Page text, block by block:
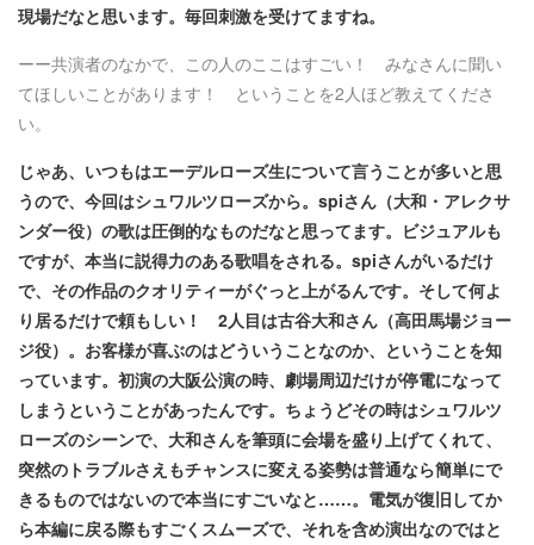
現場だなと思います。毎回刺激を受けてますね。
ーー共演者のなかで、この人のここはすごい！ みなさんに聞い
てほしいことがあります！ ということを2人ほど教えてくださ
い。
じゃあ、いつもはエーデルローズ生について言うことが多いと思
うので、今回はシュワルツローズから。spiさん（大和・アレクサ
ンダー役）の歌は圧倒的なものだなと思ってます。ビジュアルも
ですが、本当に説得力のある歌唱をされる。spiさんがいるだけ
で、その作品のクオリティーがぐっと上がるんです。そして何よ
り居るだけで頼もしい！ 2人目は古谷大和さん（高田馬場ジョー
ジ役）。お客様が喜ぶのはどういうことなのか、ということを知
っています。初演の大阪公演の時、劇場周辺だけが停電になって
しまうということがあったんです。ちょうどその時はシュワルツ
ローズのシーンで、大和さんを筆頭に会場を盛り上げてくれて、
突然のトラブルさえもチャンスに変える姿勢は普通なら簡単にで
きるものではないので本当にすごいなと……。電気が復旧してか
ら本編に戻る際もすごくスムーズで、それを含め演出なのではと